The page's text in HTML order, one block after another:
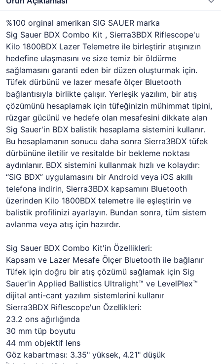
%100 orginal amerikan SIG SAUER marka
Sig Sauer BDX Combo Kit , Sierra3BDX Riflescope'u
Kilo 1800BDX Lazer Telemetre ile birleştirir atışınızın
hedefine ulaşmasını ve size temiz bir öldürme
sağlamasını garanti eden bir düzen oluşturmak için.
Tüfek dürbünü ve lazer mesafe ölçer Bluetooth
bağlantısıyla birlikte çalışır. Yerleşik yazılım, bir atış
çözümünü hesaplamak için tüfeğinizin mühimmat tipini,
rüzgar gücünü ve hedefe olan mesafesini dikkate alan
Sig Sauer'in BDX balistik hesaplama sistemini kullanır.
Bu hesaplamanın sonucu daha sonra Sierra3BDX tüfek
dürbününe iletilir ve resitalde bir bekleme noktası
aydınlanır. BDX sistemini kullanmak hızlı ve kolaydır:
“SIG BDX” uygulamasını bir Android veya iOS akıllı
telefona indirin, Sierra3BDX kapsamını Bluetooth
üzerinden Kilo 1800BDX telemetre ile eşleştirin ve
balistik profilinizi ayarlayın. Bundan sonra, tüm sistem
avlanma veya atış için hazırdır.
Sig Sauer BDX Combo Kit'in Özellikleri:
Kapsam ve Lazer Mesafe Ölçer Bluetooth ile bağlanır
Tüfek için doğru bir atış çözümü sağlamak için Sig
Sauer'in Applied Ballistics Ultralight™ ve LevelPlex™
dijital anti-cant yazılım sistemlerini kullanır
Sierra3BDX Riflescope'un Özellikleri:
23.2 ons ağırlığında
30 mm tüp boyutu
44 mm objektif lens
Göz kabartması: 3.35" yüksek, 4.21" düşük